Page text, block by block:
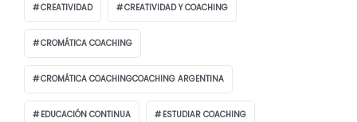
CREATIVIDAD CREATIVIDAD Y COACHING
CROMÁTICA COACHING
CROMÁTICA COACHINGCOACHING ARGENTINA
EDUCACIÓN CONTINUA ESTUDIAR COACHING